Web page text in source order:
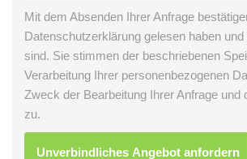
Mit dem Absenden Ihrer Anfrage
Datenschutzerklärung gelesen haben
sind. Sie stimmen der beschriebenen
Verarbeitung Ihrer personenbezogenen
Zweck der Bearbeitung Ihrer Anfrage und
zu.